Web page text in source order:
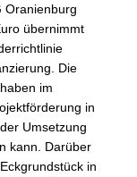
Oranienburg
übernimmt
Die
im
in
Umsetzung
kann. Darüber
in